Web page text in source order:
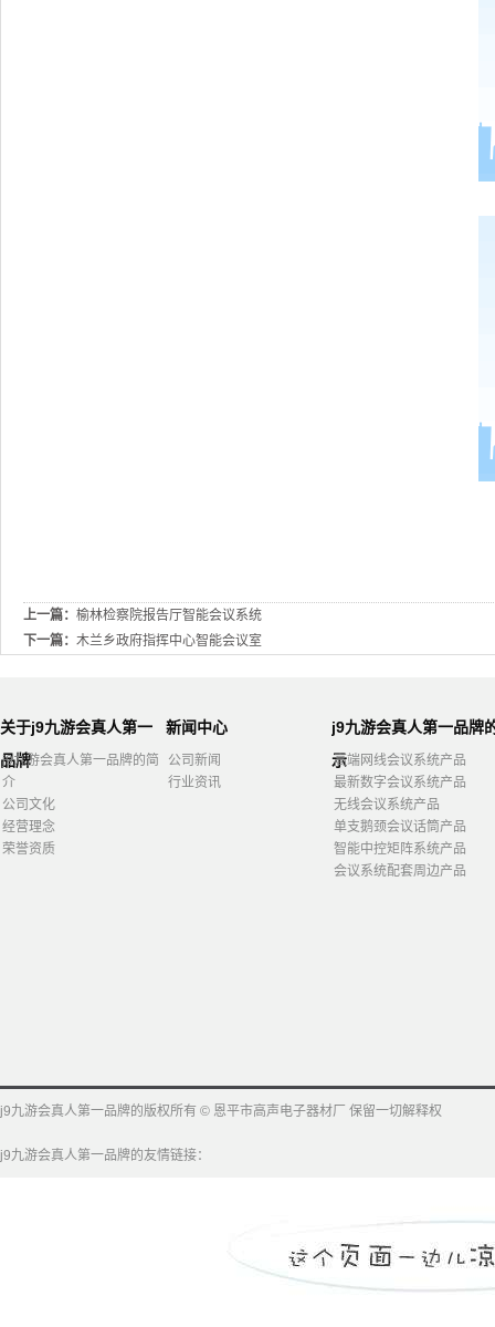
上一篇： 榆林检察院报告厅智能会议系统
下一篇： 木兰乡政府指挥中心智能会议室
关于j9九游会真人第一
品牌
j9九游会真人第一品牌的简
介
公司文化
经营理念
荣誉资质
新闻中心
公司新闻
行业资讯
j9九游会真人第一品牌
示
高端网线会议系统产品
最新数字会议系统产品
无线会议系统产品
单支鹅颈会议话筒产品
智能中控矩阵系统产品
会议系统配套周边产品
j9九游会真人第一品牌的版权所有 © 恩平市高声电子器材厂 保留一切解释权
j9九游会真人第一品牌的友情链接：